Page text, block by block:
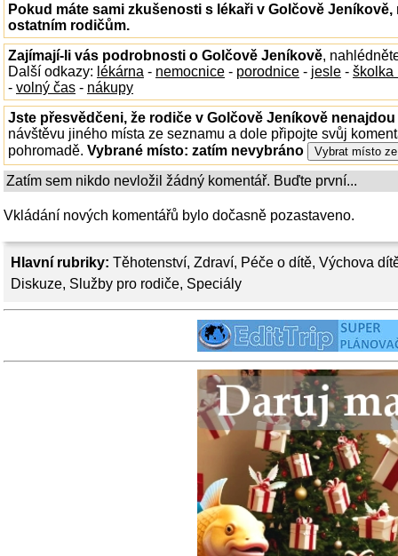
Hlavní rubriky: Těhotenství, Zdraví, Péče o dítě, Výchova
Diskuze, Služby pro rodiče, Speciály
Pokud máte sami zkušenosti s lékaři v Golčově
ostatním rodičům.
Zajímají-li vás podrobnosti o Golčově Jeníkově,
Další odkazy: lékárna - nemocnice - porodnice - jesle - školka
- volný čas - nákupy
Jste přesvědčeni, že rodiče v Golčově Jeníkově
návštěvu jiného místa ze seznamu a dole připojte svůj
pohromadě. Vybrané místo: zatím nevybráno
Zatím sem nikdo nevložil žádný komentář. Buďte první...
Vkládání nových komentářů bylo dočasně pozastaveno.